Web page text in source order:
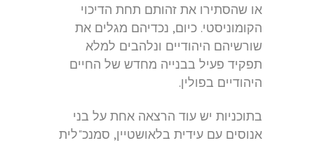
או שהסתירו את זהותם תחת הדיכוי
הקומוניסטי. כיום, נכדיהם מגלים את
שורשיהם היהודיים ונלהבים למלא
תפקיד פעיל בבנייה מחדש של החיים
היהודיים בפולין.
בתוכניות יש עוד הרצאה אחת על בני
אנוסים עם עידית בלאושטיין, סמנכ"לית